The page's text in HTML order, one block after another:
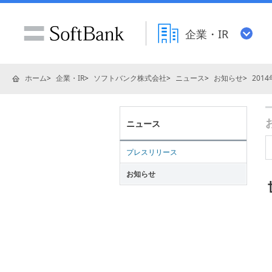
企業・IR
ホーム 企業・IR ソフトバンク株式会社 ニュース お知らせ 2014
ニュース
プレスリリース
お知らせ